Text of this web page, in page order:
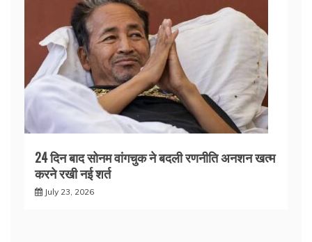
24 दिन बाद सोनम वांगचुक ने बदली रणनीति अनशन खत्म
करने रखी नई शर्त
July 23, 2026